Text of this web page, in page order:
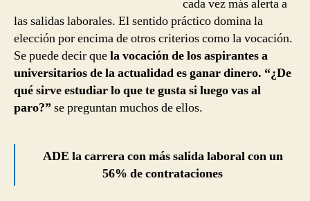
cada vez más alerta a
las salidas laborales. El sentido práctico domina la
elección por encima de otros criterios como la vocación.
Se puede decir quela vocación de los aspirantes a
universitarios de la actualidad es ganar dinero. “¿De
qué sirve estudiar lo que te gusta si luego vas al
paro?”se preguntan muchos de ellos.
ADE la carrera con más salida laboral con un
56% de contrataciones